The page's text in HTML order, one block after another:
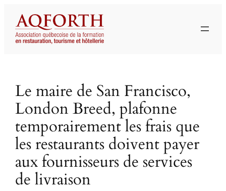
contenu
Le maire de San Francisco,
London Breed, plafonne
temporairement les frais que
les restaurants doivent payer
aux fournisseurs de services
de livraison